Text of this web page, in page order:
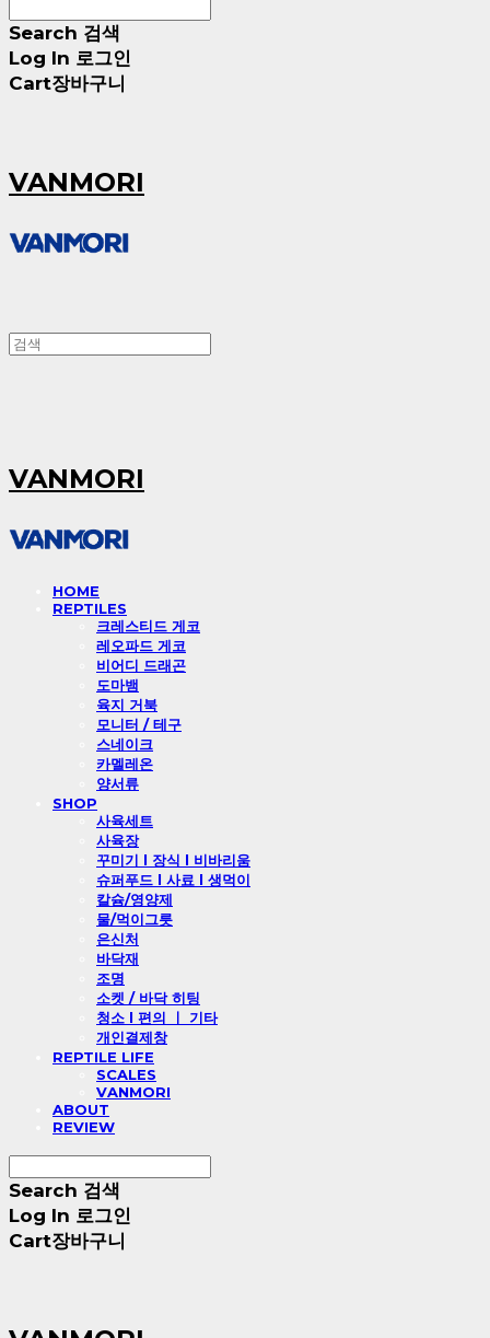
Search 검색
Log In 로그인
Cart장바구니
VANMORI
VANMORI
HOME
REPTILES
크레스티드 게코
레오파드 게코
비어디 드래곤
도마뱀
육지 거북
모니터 / 테구
스네이크
카멜레온
양서류
SHOP
사육세트
사육장
꾸미기 l 장식 l 비바리움
슈퍼푸드 l 사료 l 생먹이
칼슘/영양제
물/먹이그릇
은신처
바닥재
조명
소켓 / 바닥 히팅
청소 l 편의 ㅣ 기타
개인결제창
REPTILE LIFE
SCALES
VANMORI
ABOUT
REVIEW
Search 검색
Log In 로그인
Cart장바구니